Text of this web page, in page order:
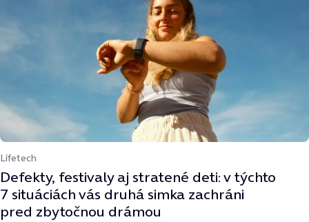
Lifetech
Defekty, festivaly aj stratené deti: v týchto
7 situáciách vás druhá simka zachráni
pred zbytočnou drámou